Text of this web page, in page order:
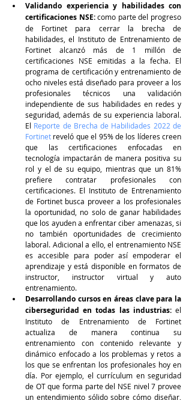
Validando experiencia y habilidades con
certificaciones NSE: como parte del progreso
de Fortinet para cerrar la brecha de
habilidades, el Instituto de Entrenamiento de
Fortinet alcanzó más de 1 millón de
certificaciones NSE emitidas a la fecha. El
programa de certificación y entrenamiento de
ocho niveles está diseñado para proveer a los
profesionales técnicos una validación
independiente de sus habilidades en redes y
seguridad, además de su experiencia laboral.
El Reporte de Brecha de Habilidades 2022 de
Fortinet reveló que el 95% de los líderes creen
que las certificaciones enfocadas en
tecnología impactarán de manera positiva su
rol y el de su equipo, mientras que un 81%
prefiere contratar profesionales con
certificaciones. El Instituto de Entrenamiento
de Fortinet busca proveer a los profesionales
la oportunidad, no solo de ganar habilidades
que los ayuden a enfrentar ciber amenazas, si
no también oportunidades de crecimiento
laboral. Adicional a ello, el entrenamiento NSE
es accesible para poder así empoderar el
aprendizaje y está disponible en formatos de
instructor, instructor virtual y auto
entrenamiento.
Desarrollando cursos en áreas clave para la
ciberseguridad en todas las industrias: el
Instituto de Entrenamiento de Fortinet
actualiza de manera continua su
entrenamiento con contenido relevante y
dinámico enfocado a los problemas y retos a
los que se enfrentan los profesionales hoy en
día. Por ejemplo, el currículum en seguridad
de OT que forma parte del NSE nivel 7 provee
un entendimiento sólido sobre cómo diseñar,